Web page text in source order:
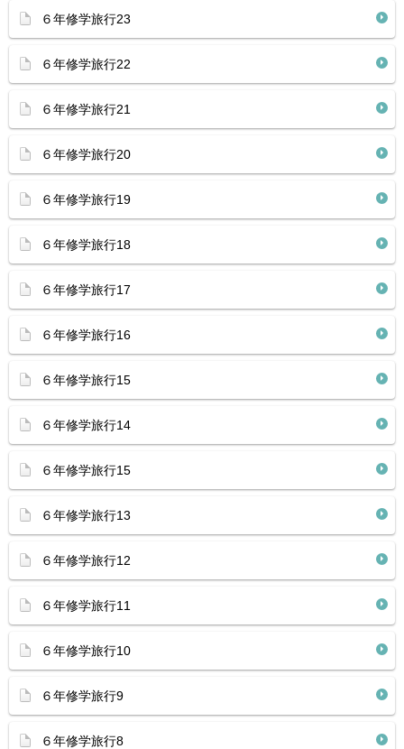
６年修学旅行23
６年修学旅行22
６年修学旅行21
６年修学旅行20
６年修学旅行19
６年修学旅行18
６年修学旅行17
６年修学旅行16
６年修学旅行15
６年修学旅行14
６年修学旅行15
６年修学旅行13
６年修学旅行12
６年修学旅行11
６年修学旅行10
６年修学旅行9
６年修学旅行8